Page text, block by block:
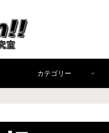
カテゴリー